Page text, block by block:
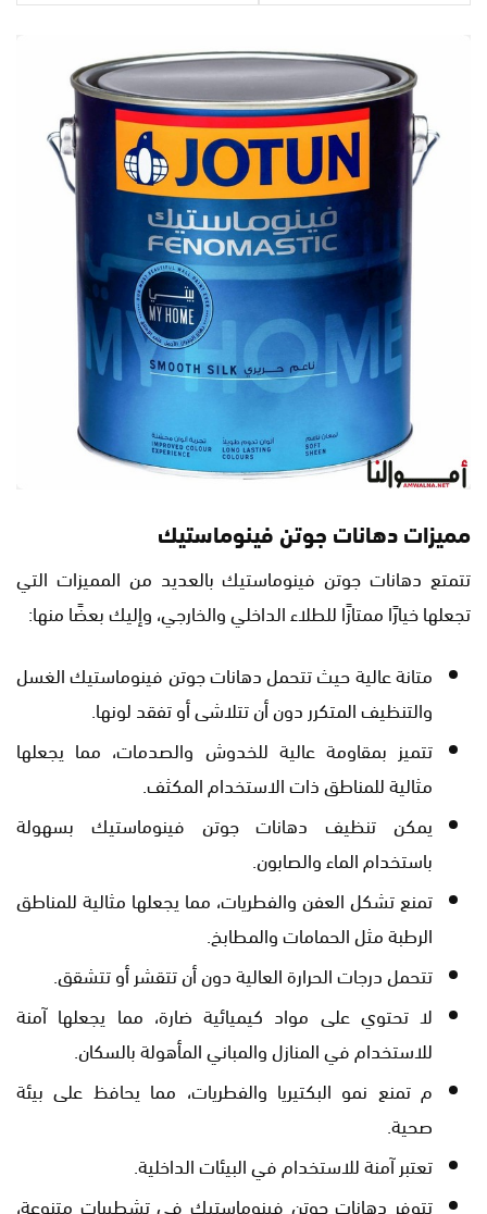
مميزات دهانات جوتن فينوماستيك
تتمتع دهانات جوتن فينوماستيك بالعديد من المميزات التي
تجعلها خيارًا ممتازًا للطلاء الداخلي والخارجي، وإليك بعضًا منها:
متانة عالية حيث تتحمل دهانات جوتن فينوماستيك الغسل
والتنظيف المتكرر دون أن تتلاشى أو تفقد لونها.
تتميز بمقاومة عالية للخدوش والصدمات، مما يجعلها
مثالية للمناطق ذات الاستخدام المكثف.
يمكن تنظيف دهانات جوتن فينوماستيك بسهولة
باستخدام الماء والصابون.
تمنع تشكل العفن والفطريات، مما يجعلها مثالية للمناطق
الرطبة مثل الحمامات والمطابخ.
تتحمل درجات الحرارة العالية دون أن تتقشر أو تتشقق.
لا تحتوي على مواد كيميائية ضارة، مما يجعلها آمنة
للاستخدام في المنازل والمباني المأهولة بالسكان.
م تمنع نمو البكتيريا والفطريات، مما يحافظ على بيئة
صحية.
تعتبر آمنة للاستخدام في البيئات الداخلية.
تتوفر دهانات جوتن فينوماستيك في تشطيبات متنوعة،